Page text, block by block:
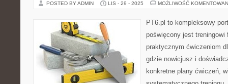
POSTED BY ADMIN LIS - 29 - 2025 MOŻLIWOŚĆ
PT6.pl to kompleksowy
poświęcony jest treningowi
praktycznym ćwiczeniom
gdzie nowicjusz i
konkretne plany ćwiczeń,